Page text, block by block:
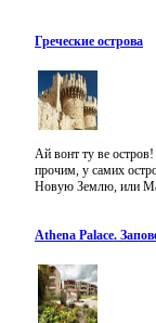
Греческие острова
Ай вонт ту ве
прочим, у самих
Новую Землю, или
Athena Palace.